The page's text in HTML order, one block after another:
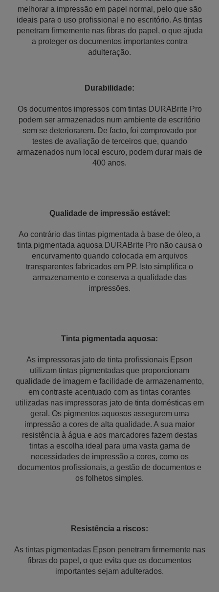
melhorar a impressão em papel normal, pelo que são
ideais para o uso profissional e no escritório. As tintas
penetram firmemente nas fibras do papel, o que ajuda
a proteger os documentos importantes contra
adulteração.
Durabilidade:
Os documentos impressos com tintas DURABrite Pro
podem ser armazenados num ambiente de escritório
sem se deteriorarem. De facto, foi comprovado por
testes de avaliação de terceiros que, quando
armazenados num local escuro, podem durar mais de
400 anos.
Qualidade de impressão estável:
Ao contrário das tintas pigmentada à base de óleo, a
tinta pigmentada aquosa DURABrite Pro não causa o
encurvamento quando colocada em arquivos
transparentes fabricados em PP. Isto simplifica o
armazenamento e conserva a qualidade das
impressões.
Tinta pigmentada aquosa:
As impressoras jato de tinta profissionais Epson
utilizam tintas pigmentadas que proporcionam
qualidade de imagem e facilidade de armazenamento,
em contraste acentuado com as tintas corantes
utilizadas nas impressoras jato de tinta domésticas em
geral. Os pigmentos aquosos assegurem uma
impressão a cores de alta qualidade. A sua maior
resistência à água e aos marcadores fazem destas
tintas a escolha ideal para uma vasta gama de
necessidades de impressão a cores, como os
documentos profissionais, a gestão de documentos e
os folhetos simples.
Resistência a riscos:
As tintas pigmentadas Epson penetram firmemente nas
fibras do papel, o que evita que os documentos
importantes sejam adulterados.